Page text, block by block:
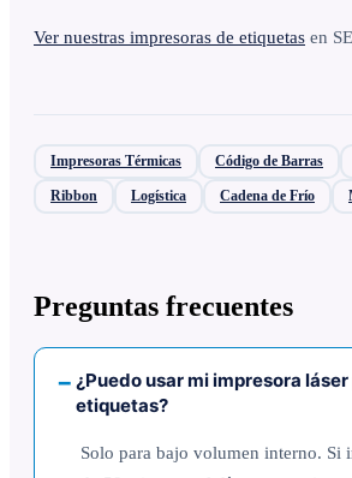
Ver nuestras impresoras de etiquetas en
Impresoras Térmicas Código de Barras
Ribbon Logística Cadena de Frío
Preguntas frecuentes
¿Puedo usar mi impresora
etiquetas?
Solo para bajo volumen interno. Si